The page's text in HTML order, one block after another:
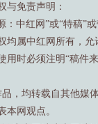
与免责声明：
：中红网”或“特稿”
均属中红网所有，
用时必须注明“稿件
，均转载自其他媒
本网观点。